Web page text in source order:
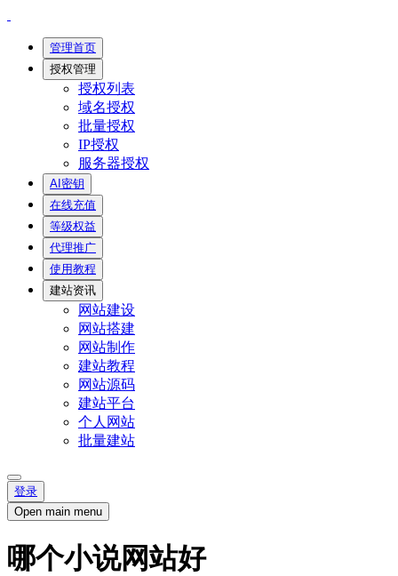
管理首页
授权管理
授权列表
域名授权
批量授权
IP授权
服务器授权
AI密钥
在线充值
等级权益
代理推广
使用教程
建站资讯
网站建设
网站搭建
网站制作
建站教程
网站源码
建站平台
个人网站
批量建站
登录
Open main menu
哪个小说网站好